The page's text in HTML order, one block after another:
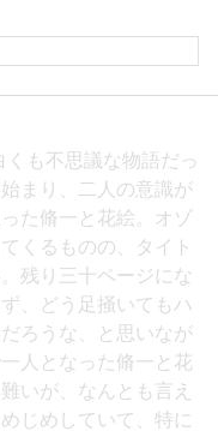
も不思議な物語だっ
まり、二人の意識が
た脩一と花絵。オゾ
くるものの、タイト
残り三十ページにな
、どう足掻いてもハ
ろうな、と思いなが
人となった脩一と花
いが、なんとも言え
じめしていて、特に